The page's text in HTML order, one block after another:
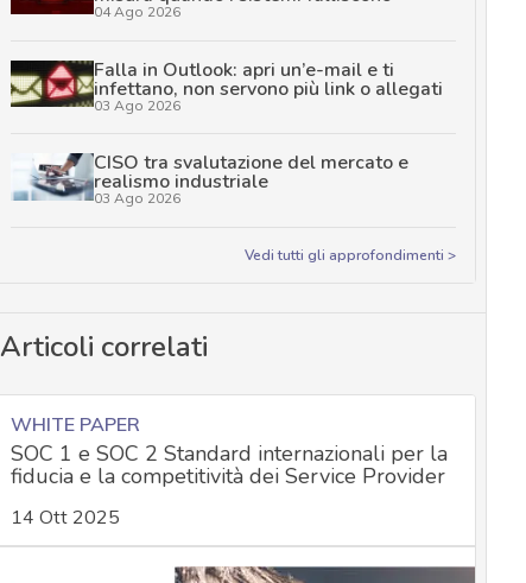
04 Ago 2026
Falla in Outlook: apri un’e-mail e ti
infettano, non servono più link o allegati
03 Ago 2026
CISO tra svalutazione del mercato e
realismo industriale
03 Ago 2026
Vedi tutti gli approfondimenti >
Articoli correlati
WHITE PAPER
SOC 1 e SOC 2 Standard internazionali per la
fiducia e la competitività dei Service Provider
14 Ott 2025